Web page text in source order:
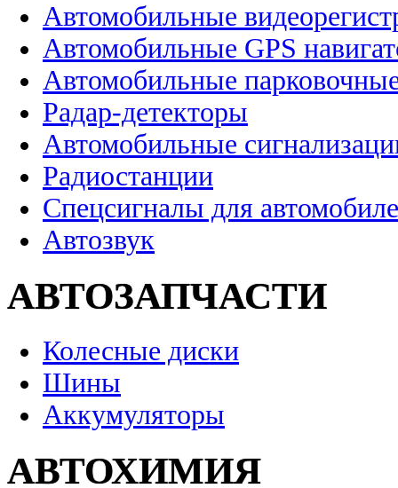
Автомобильные
Автомобильные GPS
Автомобильные
Радар-детекторы
Автомобильные
Радиостанции
Спецсигналы для
Автозвук
АВТОЗАПЧАСТИ
Колесные диски
Шины
Аккумуляторы
АВТОХИМИЯ